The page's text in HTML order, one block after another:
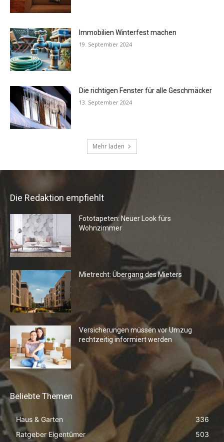
Die Redaktion empfiehlt
Fototapeten: Neuer Look fürs
Wohnzimmer
Mietrecht: Übergang des Mieters
Versicherungen müssen vor Umzug
rechtzeitig informiert werden
Beliebte Themen
Haus & Garten
336
Ratgeber Eigentümer
503